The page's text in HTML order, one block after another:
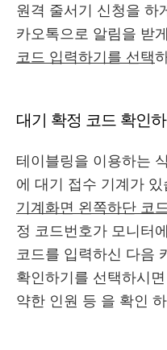
원격 줄서기 신청을 하
카오톡으로 알림을 받
코드 입력하기를 선택
대기 확정 코드 확인
테이블링을 이용하는
에 대기 접수 기계가 있
기계화면 왼쪽하단 코
정 코드번호가 모니터
코드를 입력하신 다음
확인하기를 선택하시
약한 인원 등 을 확인